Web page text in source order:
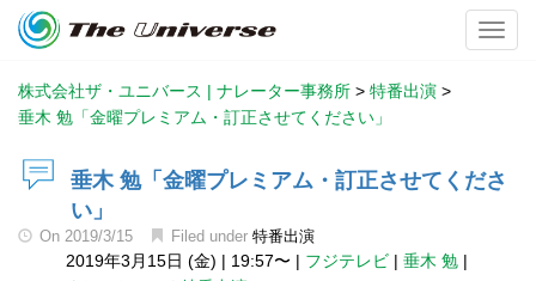
株式会社ザ・ユニバース | ナレーター事務所 > 特番出演 >
垂木 勉「金曜プレミアム・訂正させてください」
垂木 勉「金曜プレミアム・訂正させてくださ
い」
On 2019/3/15 Filed under 特番出演
2019年3月15日 (金) | 19:57〜 | フジテレビ | 垂木 勉 |